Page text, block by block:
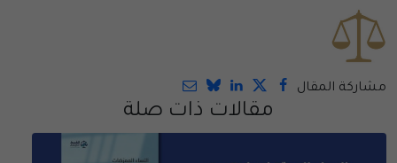
مشاركة المقال
مقالات ذات صلة